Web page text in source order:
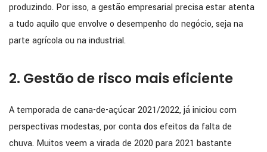
produzindo. Por isso, a gestão empresarial precisa estar atenta
a tudo aquilo que envolve o desempenho do negócio, seja na
parte agrícola ou na industrial.
2. Gestão de risco mais eficiente
A temporada de cana-de-açúcar 2021/2022, já iniciou com
perspectivas modestas, por conta dos efeitos da falta de
chuva. Muitos veem a virada de 2020 para 2021 bastante